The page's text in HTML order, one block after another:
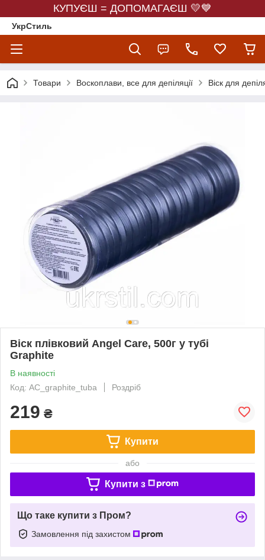
КУПУЄШ = ДОПОМАГАЄШ 💛💙
УкрСтиль
Товари Воскоплави, все для депіляції Віск для
Віск плівковий Angel Care, 500г у тубі
Graphite
В наявності
Код: AC_graphite_tuba
Роздріб
219 ₴
Купити
або
Купити з
Що таке купити з Пром?
Замовлення під захистом